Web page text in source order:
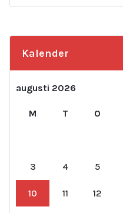
Kalender
augusti 2026
M T O
3 4 5
10 11 12